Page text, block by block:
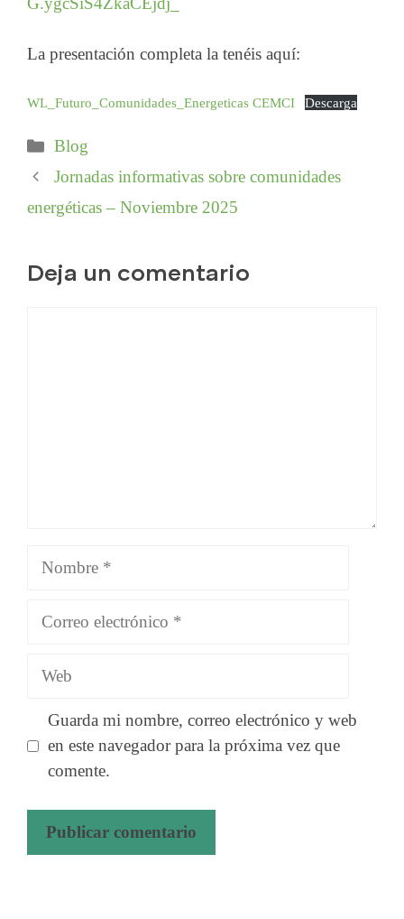
La presentación completa la tenéis aquí:
WL_Futuro_Comunidades_Energeticas CEMCI Descarga
Categorías
Blog
Jornadas informativas sobre comunidades
energéticas – Noviembre 2025
Deja un comentario
Nombre
Correo
Web
Guarda mi nombre, correo electrónico y web
en este navegador para la próxima vez que
comente.